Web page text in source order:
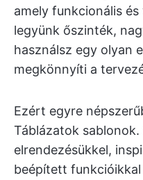
amely funkcionális
legyünk őszinték,
használsz egy olyan
megkönnyíti a
Ezért egyre
Táblázatok
elrendezésükkel,
beépített